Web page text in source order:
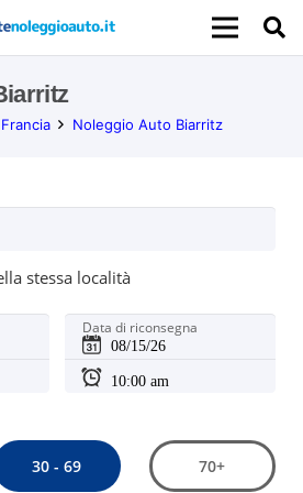
Noleggio Auto Biarritz
stessa località
Data di riconsegna
30 - 69 70+